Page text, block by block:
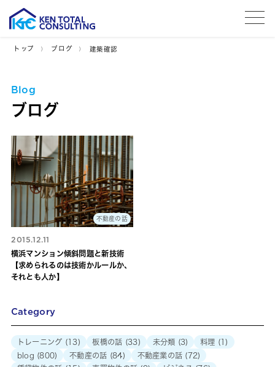
トップ ブログ 建築確認
Blog
ブログ
不動産の話
2015.12.11
横浜マンション傾斜問題と新技術
【求められるのは技術かルールか、
それとも人か】
Category
トレーニング (13) 板橋の話 (33) 未分類 (3) 料理 (1)
blog (800) 不動産の話 (84) 不動産業の話 (72)